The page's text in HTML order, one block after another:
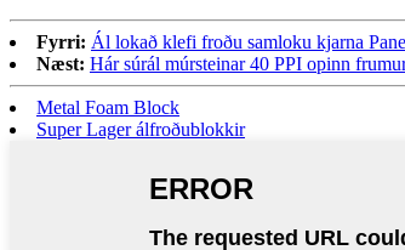
Fyrri: Ál lokað klefi froðu samloku kjarna
Næst: Hár súrál múrsteinar 40 PPI opinn
Metal Foam Block
Super Lager álfroðublokkir